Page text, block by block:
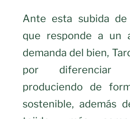
Ante esta subida
que responde a un
demanda del bien,
por diferenciar
produciendo de
sostenible, además